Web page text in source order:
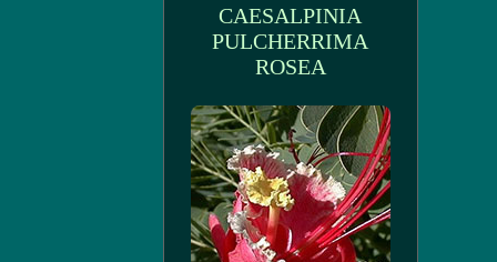
CAESALPINIA
PULCHERRIMA
ROSEA